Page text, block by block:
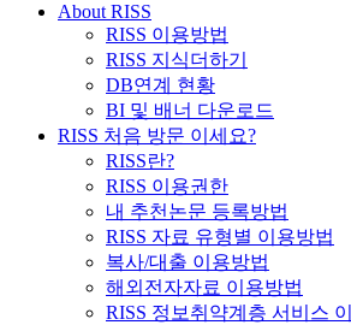
About RISS
RISS 이용방법
RISS 지식더하기
DB연계 현황
BI 및 배너 다운로드
RISS 처음 방문 이세요?
RISS란?
RISS 이용권한
내 추천논문 등록방법
RISS 자료 유형별 이용방법
복사/대출 이용방법
해외전자자료 이용방법
RISS 정보취약계층 서비스